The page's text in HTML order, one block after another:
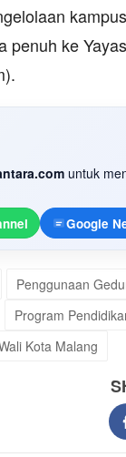
penuh ke
untuk
Google
Penggunaan
Program
Kota Malang